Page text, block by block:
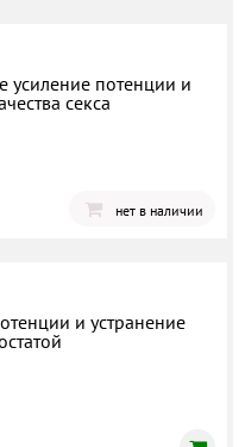
усиление потенции и
секса
нет в наличии
и устранение